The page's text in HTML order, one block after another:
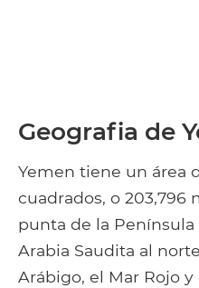
Geografia de
Yemen tiene un área
cuadrados, o 203,796
punta de la
Arabia Saudita al
Arábigo, el Mar Rojo